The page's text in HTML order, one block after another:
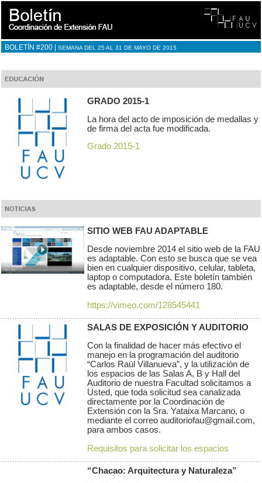
BOLETÍN #200 | SEMANA DEL 25 AL 31 DE MAYO DE 2015
GRADO 2015-1
La hora del acto de imposición de medallas y
de firma del acta fue modificada.
Grado 2015-1
SITIO WEB FAU ADAPTABLE
Desde noviembre 2014 el sitio web de la FAU
es adaptable. Con esto se busca que se vea
bien en cualquier dispositivo, celular, tableta,
laptop o computadora. Este boletín también
es adaptable, desde el número 180.
https://vimeo.com/128545441
SALAS DE EXPOSICIÓN Y AUDITORIO
Con la finalidad de hacer más efectivo el
manejo en la programación del auditorio
“Carlos Raúl Villanueva”, y la utilización de
los espacios de las Salas A, B y Hall del
Auditorio de nuestra Facultad solicitamos a
Usted, que toda solicitud sea canalizada
directamente por la Coordinación de
Extensión con la Sra. Yataixa Marcano, o
mediante el correo auditoriofau@gmail.com,
para ambos casos.
Requisitos para solicitar los espacios
“Chacao: Arquitectura y Naturaleza”